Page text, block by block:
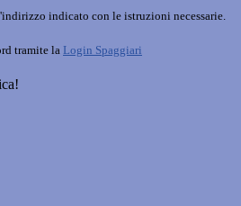
indicato con le istruzioni necessarie.
tramite la Login Spaggiari